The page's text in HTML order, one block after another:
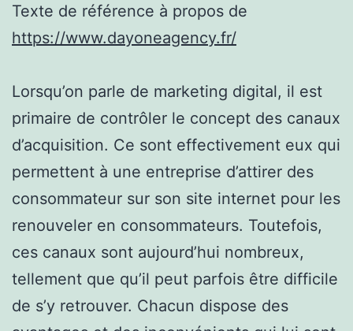
Texte de référence à propos de
https://www.dayoneagency.fr/
Lorsqu’on parle de marketing digital, il est
primaire de contrôler le concept des canaux
d’acquisition. Ce sont effectivement eux qui
permettent à une entreprise d’attirer des
consommateur sur son site internet pour les
renouveler en consommateurs. Toutefois,
ces canaux sont aujourd’hui nombreux,
tellement que qu’il peut parfois être difficile
de s’y retrouver. Chacun dispose des